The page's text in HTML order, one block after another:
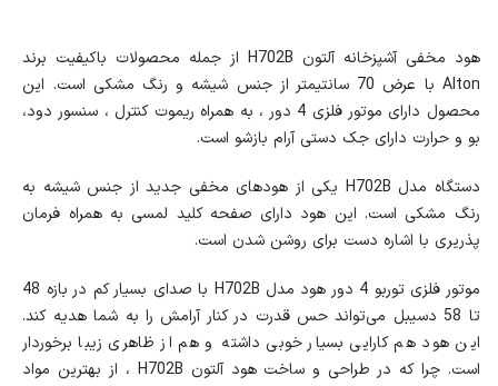
هود مخفی آشپزخانه آلتون H702B از جمله محصولات باکیفیت برند
Alton با عرض 70 سانتیمتر از جنس شیشه و رنگ مشکی است. این
محصول دارای موتور فلزی 4 دور ، به همراه ریموت کنترل ، سنسور دود،
بو و حرارت دارای جک دستی آرام بازشو است.
دستگاه مدل H702B یکی از هودهای مخفی جدید از جنس شیشه به
رنگ مشکی است. این هود دارای صفحه کلید لمسی به همراه فرمان
پذریری با اشاره دست برای روشن شدن است.
موتور فلزی توربو 4 دور هود مدل H702B با صدای بسیار کم در بازه 48
تا 58 دسیبل می‌تواند حس قدرت در کنار آرامش را به شما هدیه کند.
این هود هم کارایی بسیار خوبی داشته و هم از ظاهری زیبا برخوردار
است. چرا که در طراحی و ساخت هود آلتون H702B ، از بهترین مواد